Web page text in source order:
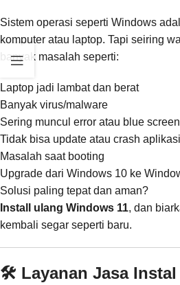
Sistem operasi seperti Windows
komputer atau laptop. Tapi seiring
banyak masalah seperti:
Laptop jadi lambat dan berat
Banyak virus/malware
Sering muncul error atau blue screen
Tidak bisa update atau crash aplikasi
Masalah saat booting
Upgrade dari Windows 10 ke
Solusi paling tepat dan aman?
Install ulang Windows 11, dan
kembali segar seperti baru.
🛠️ Layanan Jasa